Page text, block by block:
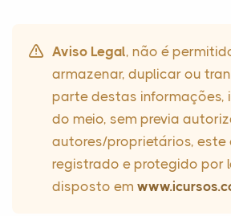
Aviso Legal, não é
armazenar, duplicar ou
parte destas informações,
do meio, sem previa
autores/proprietários,
registrado e protegido por
disposto em